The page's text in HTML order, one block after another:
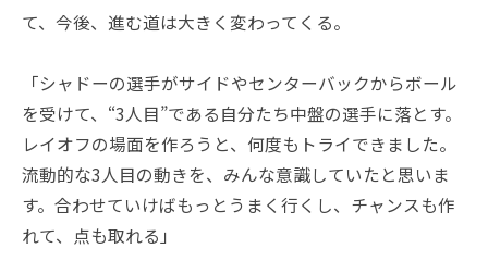
て、今後、進む道は大きく変わってくる。
「シャドーの選手がサイドやセンターバックからボール
を受けて、“3人目”である自分たち中盤の選手に落とす。
レイオフの場面を作ろうと、何度もトライできました。
流動的な3人目の動きを、みんな意識していたと思いま
す。合わせていけばもっとうまく行くし、チャンスも作
れて、点も取れる」